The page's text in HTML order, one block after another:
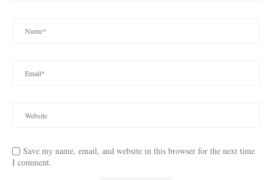
Save my name, email, and website in this browser for the next time
I comment.